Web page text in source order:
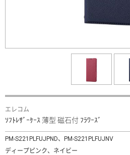
エレコム
ｿﾌﾄﾚｻﾞｰｹｰｽ 薄型 磁石付 ﾌﾗﾜｰｽﾞ
PM-S221PLFUJPND、PM-S221PLFUJNV
ディープピンク、ネイビー